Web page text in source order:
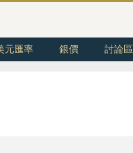
元匯率 銀價 討論區